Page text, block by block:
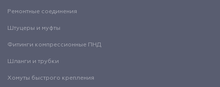
Ремонтные соединения
Штуцеры и муфты
Фитинги компрессионные ПНД
Шланги и трубки
Хомуты быстрого крепления